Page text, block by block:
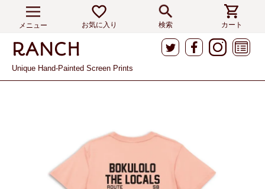
メニュー お気に入り 検索 カート
Unique Hand-Painted Screen Prints